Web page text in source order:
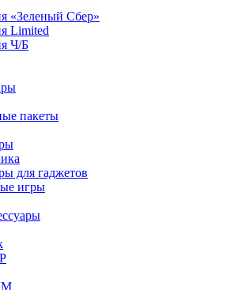
«Зеленый Сбер»
Limited
Ч/Б
пакеты
для гаджетов
игры